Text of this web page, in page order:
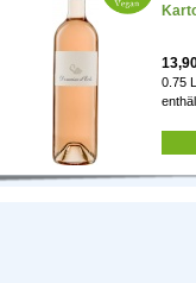
0.75